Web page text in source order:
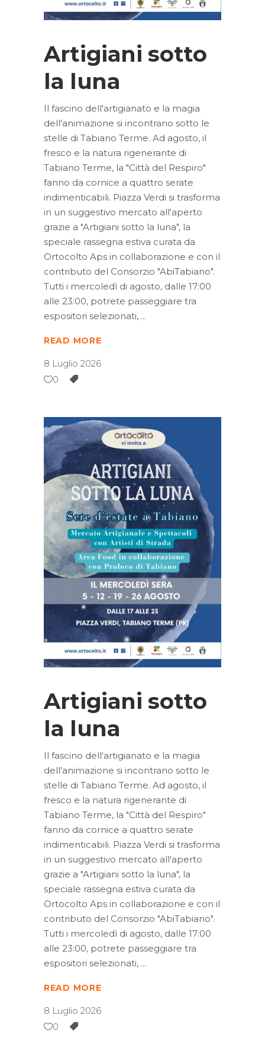
Artigiani sotto
la luna
Il fascino dell'artigianato e la magia
dell'animazione si incontrano sotto le
stelle di Tabiano Terme. Ad agosto, il
fresco e la natura rigenerante di
Tabiano Terme, la "Città del Respiro"
fanno da cornice a quattro serate
indimenticabili. Piazza Verdi si trasforma
in un suggestivo mercato all'aperto
grazie a "Artigiani sotto la luna", la
speciale rassegna estiva curata da
Ortocolto Aps in collaborazione e con il
contributo del Consorzio "AbiTabiano".
Tutti i mercoledì di agosto, dalle 17:00
alle 23:00, potrete passeggiare tra
espositori selezionati,
READ MORE
8 Luglio 2026
0
Artigiani sotto
la luna
Il fascino dell'artigianato e la magia
dell'animazione si incontrano sotto le
stelle di Tabiano Terme. Ad agosto, il
fresco e la natura rigenerante di
Tabiano Terme, la "Città del Respiro"
fanno da cornice a quattro serate
indimenticabili. Piazza Verdi si trasforma
in un suggestivo mercato all'aperto
grazie a "Artigiani sotto la luna", la
speciale rassegna estiva curata da
Ortocolto Aps in collaborazione e con il
contributo del Consorzio "AbiTabiano".
Tutti i mercoledì di agosto, dalle 17:00
alle 23:00, potrete passeggiare tra
espositori selezionati,
READ MORE
8 Luglio 2026
0